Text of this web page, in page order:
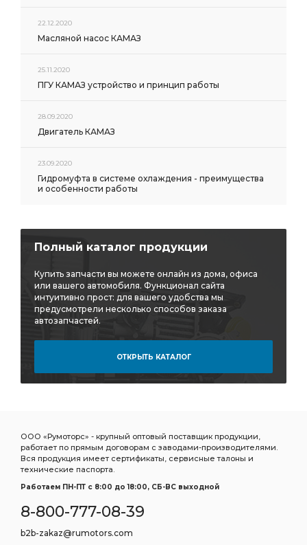
22.12.2020
Масляной насос КАМАЗ
25.11.2020
ПГУ КАМАЗ устройство и принцип работы
28.09.2020
Двигатель КАМАЗ
23.09.2020
Гидромуфта в системе охлаждения - преимущества
и особенности работы
Полный каталог продукции
Купить запчасти вы можете онлайн из дома, офиса
или вашего автомобиля. Функционал сайта
интуитивно прост: для вашего удобства мы
предусмотрели несколько способов заказа
автозапчастей.
ОТКРЫТЬ КАТАЛОГ
ООО «Румоторс» - крупный оптовый поставщик продукции,
работает по прямым договорам с заводами-производителями.
Вся продукция имеет сертификаты, сервисные талоны и
технические паспорта.
Работаем ПН-ПТ c 8:00 до 18:00, СБ-ВС выходной
8-800-777-08-39
b2b-zakaz@rumotors.com